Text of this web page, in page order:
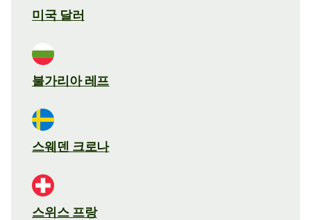
미국 달러
불가리아 레프
스웨덴 크로나
스위스 프랑